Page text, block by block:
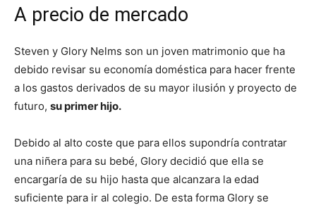
A precio de mercado
Steven y Glory Nelms son un joven matrimonio que ha
debido revisar su economía doméstica para hacer frente
a los gastos derivados de su mayor ilusión y proyecto de
futuro, su primer hijo.
Debido al alto coste que para ellos supondría contratar
una niñera para su bebé, Glory decidió que ella se
encargaría de su hijo hasta que alcanzara la edad
suficiente para ir al colegio. De esta forma Glory se